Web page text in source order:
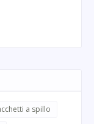
a spillo